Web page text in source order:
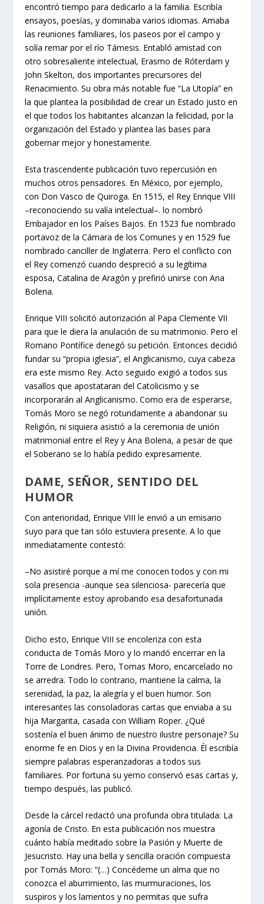
encontró tiempo para dedicarlo a la familia. Escribía
ensayos, poesías, y dominaba varios idiomas. Amaba
las reuniones familiares, los paseos por el campo y
solía remar por el río Támesis. Entabló amistad con
otro sobresaliente intelectual, Erasmo de Róterdam y
John Skelton, dos importantes precursores del
Renacimiento. Su obra más notable fue “La Utopía” en
la que plantea la posibilidad de crear un Estado justo en
el que todos los habitantes alcanzan la felicidad, por la
organización del Estado y plantea las bases para
gobernar mejor y honestamente.
Esta trascendente publicación tuvo repercusión en
muchos otros pensadores. En México, por ejemplo,
con Don Vasco de Quiroga. En 1515, el Rey Enrique VIII
–reconociendo su valía intelectual–. lo nombró
Embajador en los Países Bajos. En 1523 fue nombrado
portavoz de la Cámara de los Comunes y en 1529 fue
nombrado canciller de Inglaterra. Pero el conflicto con
el Rey comenzó cuando despreció a su legítima
esposa, Catalina de Aragón y prefirió unirse con Ana
Bolena.
Enrique VIII solicitó autorización al Papa Clemente VII
para que le diera la anulación de su matrimonio. Pero el
Romano Pontífice denegó su petición. Entonces decidió
fundar su “propia iglesia”, el Anglicanismo, cuya cabeza
era este mismo Rey. Acto seguido exigió a todos sus
vasallos que apostataran del Catolicismo y se
incorporarán al Anglicanismo. Como era de esperarse,
Tomás Moro se negó rotundamente a abandonar su
Religión, ni siquiera asistió a la ceremonia de unión
matrimonial entre el Rey y Ana Bolena, a pesar de que
el Soberano se lo había pedido expresamente.
DAME, SEÑOR, SENTIDO DEL
HUMOR
Con anterioridad, Enrique VIII le envió a un emisario
suyo para que tan sólo estuviera presente. A lo que
inmediatamente contestó:
–No asistiré porque a mí me conocen todos y con mi
sola presencia -aunque sea silenciosa- parecería que
implícitamente estoy aprobando esa desafortunada
unión.
Dicho esto, Enrique VIII se encoleriza con esta
conducta de Tomás Moro y lo mandó encerrar en la
Torre de Londres. Pero, Tomas Moro, encarcelado no
se arredra. Todo lo contrario, mantiene la calma, la
serenidad, la paz, la alegría y el buen humor. Son
interesantes las consoladoras cartas que enviaba a su
hija Margarita, casada con William Roper. ¿Qué
sostenía el buen ánimo de nuestro ilustre personaje? Su
enorme fe en Dios y en la Divina Providencia. Él escribía
siempre palabras esperanzadoras a todos sus
familiares. Por fortuna su yerno conservó esas cartas y,
tiempo después, las publicó.
Desde la cárcel redactó una profunda obra titulada: La
agonía de Cristo. En esta publicación nos muestra
cuánto había meditado sobre la Pasión y Muerte de
Jesucristo. Hay una bella y sencilla oración compuesta
por Tomás Moro: “(…) Concédeme un alma que no
conozca el aburrimiento, las murmuraciones, los
suspiros y los lamentos y no permitas que sufra